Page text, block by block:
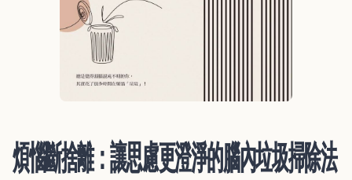
煩惱斷捨離：讓思慮更澄淨的腦內垃圾掃除法